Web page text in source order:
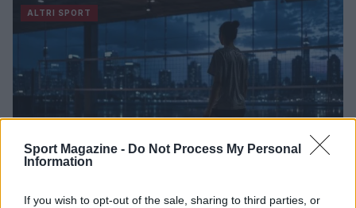
Sport Magazine - Do Not Process My Personal
Information
If you wish to opt-out of the sale, sharing to third parties, or
ALTRI SPORT